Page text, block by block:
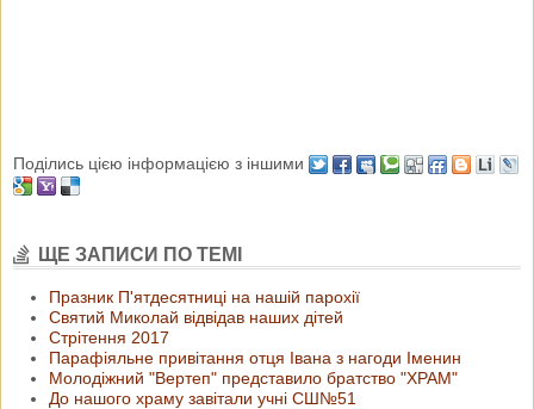
Поділись цією інформацією з іншими
ЩЕ ЗАПИСИ ПО ТЕМІ
Празник П'ятдесятниці на нашій парохії
Святий Миколай відвідав наших дітей
Стрітення 2017
Парафіяльне привітання отця Івана з нагоди Іменин
Молодіжний "Вертеп" представило братство "ХРАМ"
До нашого храму завітали учні СШ№51